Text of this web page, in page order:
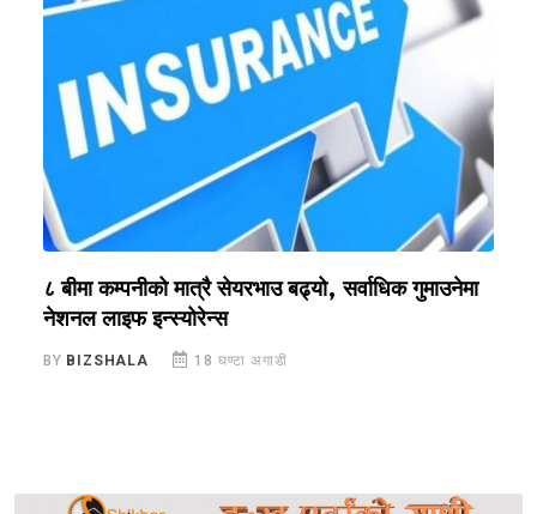
८ बीमा कम्पनीको मात्रै सेयरभाउ बढ्यो, सर्वाधिक गुमाउनेमा
नेशनल लाइफ इन्स्योरेन्स
BY BIZSHALA 18 घण्टा अगाडी